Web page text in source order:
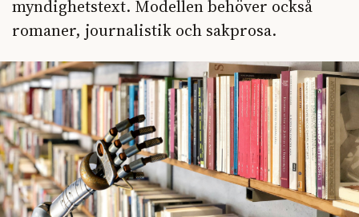
myndighetstext. Modellen behöver också
romaner, journalistik och sakprosa.